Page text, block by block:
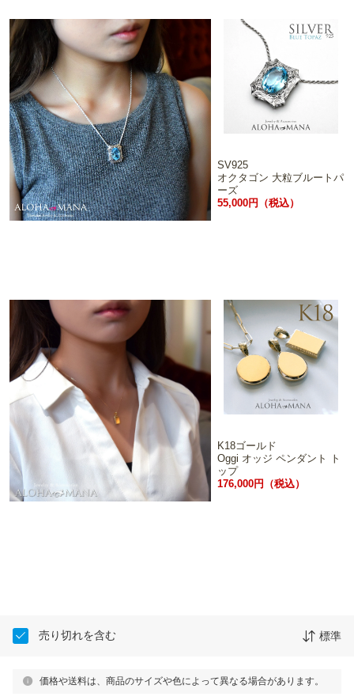
SV925
オクタゴン 大粒ブルートパ
ーズ
55,000円（税込）
K18ゴールド
Oggi オッジ ペンダント ト
ップ
176,000円（税込）
売り切れを含む 標準
価格や送料は、商品のサイズや色によって異なる場合があります。